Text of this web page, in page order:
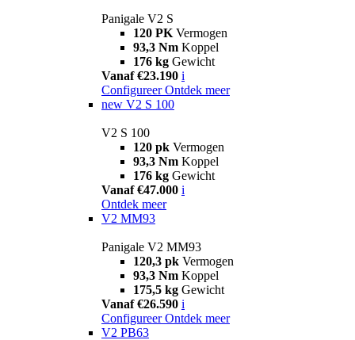
Panigale V2 S
120 PK Vermogen
93,3 Nm Koppel
176 kg Gewicht
Vanaf €23.190 i
Configureer Ontdek meer
new V2 S 100
V2 S 100
120 pk Vermogen
93,3 Nm Koppel
176 kg Gewicht
Vanaf €47.000 i
Ontdek meer
V2 MM93
Panigale V2 MM93
120,3 pk Vermogen
93,3 Nm Koppel
175,5 kg Gewicht
Vanaf €26.590 i
Configureer Ontdek meer
V2 PB63